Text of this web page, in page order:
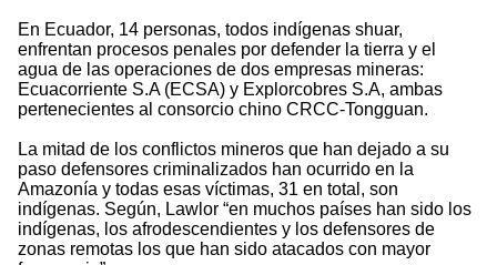
En Ecuador, 14 personas, todos indígenas shuar,
enfrentan procesos penales por defender la tierra y el
agua de las operaciones de dos empresas mineras:
Ecuacorriente S.A (ECSA) y Explorcobres S.A, ambas
pertenecientes al consorcio chino CRCC-Tongguan.
La mitad de los conflictos mineros que han dejado a su
paso defensores criminalizados han ocurrido en la
Amazonía y todas esas víctimas, 31 en total, son
indígenas. Según, Lawlor “en muchos países han sido los
indígenas, los afrodescendientes y los defensores de
zonas remotas los que han sido atacados con mayor